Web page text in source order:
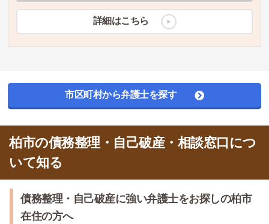
詳細はこちら
市区町村から弁護士を探す
柏市の債務整理・自己破産・相談窓口につ
いて知る
債務整理・自己破産に強い弁護士をお探しの柏市
在住の方へ